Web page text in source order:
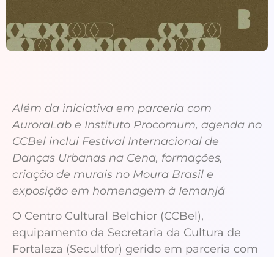
Além da iniciativa em parceria com
AuroraLab e Instituto Procomum, agenda no
CCBel inclui Festival Internacional de
Danças Urbanas na Cena, formações,
criação de murais no Moura Brasil e
exposição em homenagem à Iemanjá
O Centro Cultural Belchior (CCBel),
equipamento da Secretaria da Cultura de
Fortaleza (Secultfor) gerido em parceria com